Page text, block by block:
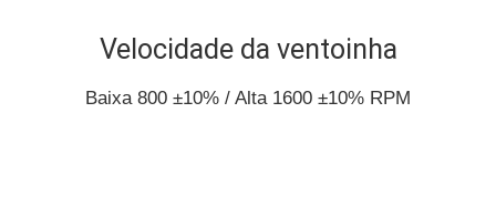
Velocidade da ventoinha
Baixa 800 ±10% / Alta 1600 ±10% RPM